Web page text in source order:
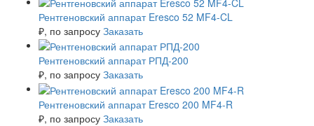
Рентгеновский аппарат Eresco 52 MF4-CL
₽, по запросу Заказать
Рентгеновский аппарат РПД-200
₽, по запросу Заказать
Рентгеновский аппарат Eresco 200 MF4-R
₽, по запросу Заказать